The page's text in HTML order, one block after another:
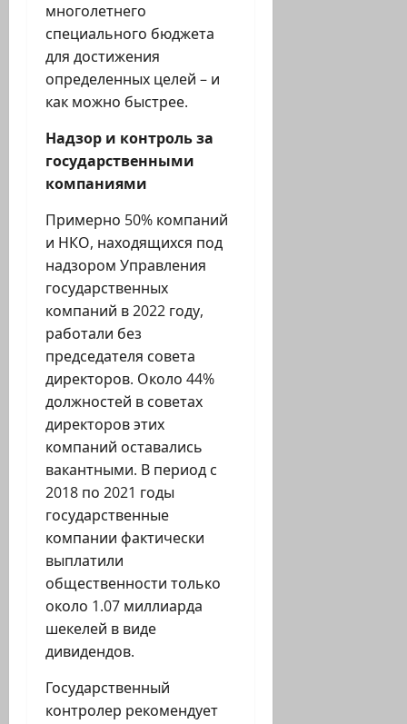
многолетнего
специального бюджета
для достижения
определенных целей – и
как можно быстрее.
Надзор и контроль за
государственными
компаниями
Примерно 50% компаний
и НКО, находящихся под
надзором Управления
государственных
компаний в 2022 году,
работали без
председателя совета
директоров. Около 44%
должностей в советах
директоров этих
компаний оставались
вакантными. В период с
2018 по 2021 годы
государственные
компании фактически
выплатили
общественности только
около 1.07 миллиарда
шекелей в виде
дивидендов.
Государственный
контролер рекомендует